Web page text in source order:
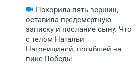
Покорила пять вершин,
оставила предсмертную
записку и послание сыну. Что
с телом Натальи
Наговициной, погибшей на
пике Победы